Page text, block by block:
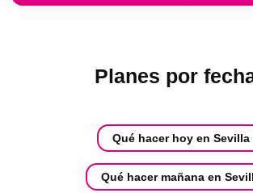
Planes por
Qué hacer hoy en Sevilla
Qué hacer mañana en